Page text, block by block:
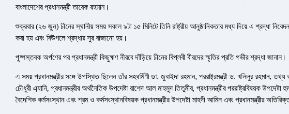
বাংলাদেশের প্রধানমন্ত্রী তারেক রহমান।
শুক্রবার (২৬ জুন) চীনের স্থানীয় সময় সকাল ৯টা ১৫ মিনিটে তিনি রাষ্ট্রীয় আনুষ্ঠানিকতার মধ্য দিয়ে এ শ্রদ্ধা
করা হয় এবং বিউগলে শ্রদ্ধার সুর বাজানো হয়।
পুষ্পস্তবক অর্পণের পর প্রধানমন্ত্রী কিছুক্ষণ নীরবে দাঁড়িয়ে চীনের বিপ্লবী বীরদের স্মৃতির প্রতি গভীর শ্রদ্ধা জানান।
এ সময় প্রধানমন্ত্রীর সঙ্গে উপস্থিত ছিলেন তাঁর সহধর্মিণী ডা. জুবাইদা রহমান, পররাষ্ট্রমন্ত্রী ড. খলিলুর রহমান, তথ্য
চৌধুরী এ্যানি, প্রধানমন্ত্রীর অর্থনৈতিক উপদেষ্টা রাশেদ আল মাহমুদ তিতুমীর, প্রধানমন্ত্রীর পররাষ্ট্রবিষয়ক
বৈদেশিক কর্মসংস্থান এবং শ্রম ও কর্মসংস্থানবিষয়ক প্রধানমন্ত্রীর উপদেষ্টা মাহদী আমিন এবং প্রধানমন্ত্রীর